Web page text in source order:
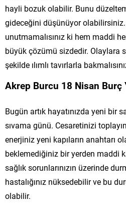
hayli bozuk olabilir. Bunu
gideceğini düşünüyor
unutmamalısınız ki hem maddi
büyük çözümü sizdedir. Olaylara
şekilde ılımlı tavırlarla
Akrep Burcu 18 Nisan Burç
Bugün artık hayatınızda yeni bir
sıvama günü. Cesaretinizi
enerjiniz yeni kapıların anahtarı
beklemediğiniz bir yerden maddi
sağlık sorunlarınızın üzerinde
hastalığınız nüksedebilir ve bu
olabilir.